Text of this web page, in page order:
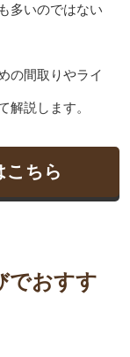
多いのではない
の間取りやライ
解説します。
こちら
でおすす